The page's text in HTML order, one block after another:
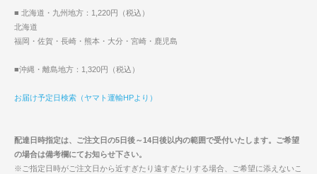
■ 北海道・九州地方：1,220円（税込）
北海道
福岡・佐賀・長崎・熊本・大分・宮崎・鹿児島
■沖縄・離島地方：1,320円（税込）
お届け予定日検索（ヤマト運輸HPより）
配達日時指定は、ご注文日の5日後～14日後以内の範囲で受付いたします。ご希望
の場合は備考欄にてお知らせ下さい。
※ご指定日時がご注文日から近すぎたり遠すぎたりする場合、ご希望に添えないこ